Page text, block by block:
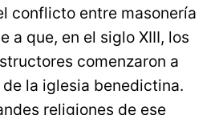
conflicto entre masonería
a que, en el siglo XIII, los
comenzaron a
la iglesia benedictina.
religiones de ese